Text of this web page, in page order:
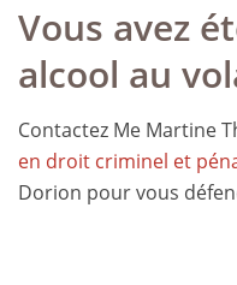
Vous avez
alcool au
Contactez Me Martine
en droit criminel et
Dorion pour vous